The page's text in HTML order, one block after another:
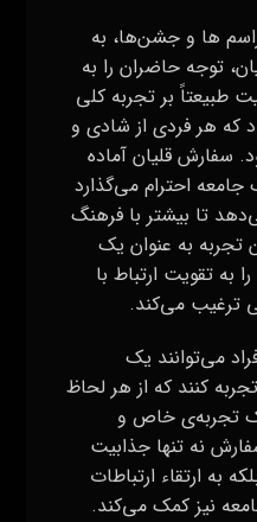
ها و جشن‌ها، به
توجه حاضران را به
طبیعتاً بر تجربه کلی
که هر فردی از شادی و
سفارش قلیان آماده
احترام می‌گذارد
تا بیشتر با فرهنگ
به عنوان یک
به تقویت ارتباط با
ترغیب می‌کند.
می‌توانند یک
کنند که از هر لحاظ
تجربه‌ی خاص و
نه تنها جذابیت
به ارتقاء ارتباطات
نیز کمک می‌کند.